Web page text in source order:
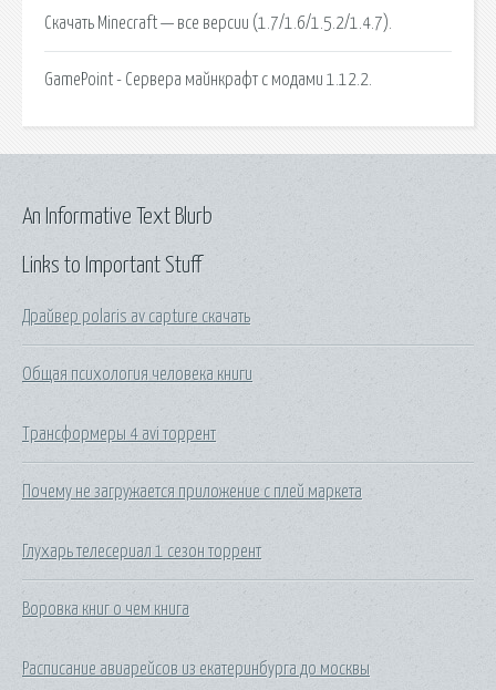
Скачать Minecraft — все версии (1.7/1.6/1.5.2/1.4.7).
GamePoint - Сервера майнкрафт с модами 1.12.2.
Links to Important Stuff
Драйвер polaris av capture скачать
Общая психология человека книги
Трансформеры 4 avi торрент
Почему не загружается приложение с плей маркета
Глухарь телесериал 1 сезон торрент
Воровка книг о чем книга
Расписание авиарейсов из екатеринбурга до москвы
An Informative Text Blurb